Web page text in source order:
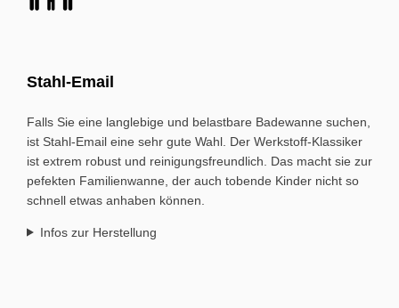
Stahl-Email
Falls Sie eine langlebige und belastbare Bade­wanne suchen,
ist Stahl-Email eine sehr gute Wahl. Der Werkstoff-Klassiker
ist extrem robust und reinigungs­freundlich. Das macht sie zur
pefekten Familien­wanne, der auch tobende Kinder nicht so
schnell etwas an­haben können.
Infos zur Herstellung